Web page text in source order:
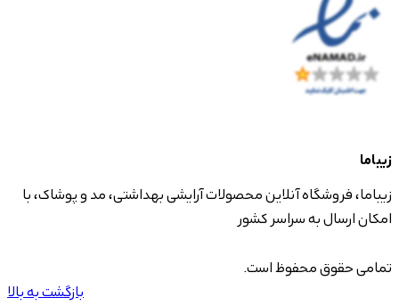
زیباما
زیباما، فروشگاه آنلاین محصولات آرایشی بهداشتی، مد و پوشاک، با
امکان ارسال به سراسر کشور
تمامی حقوق محفوظ است.
بازگشت به بالا